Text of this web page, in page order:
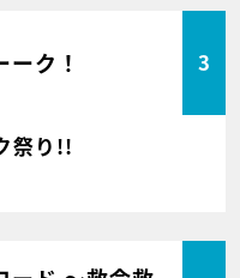
ーク！ 3
祭り!!